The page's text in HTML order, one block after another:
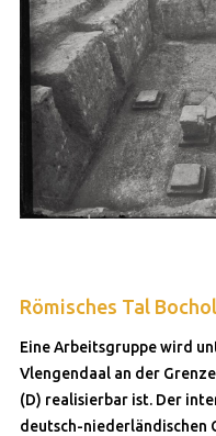
Römisches Tal
Eine Arbeitsgruppe wird
Vlengendaal an der
(D) realisierbar ist. Der
deutsch-niederländischen